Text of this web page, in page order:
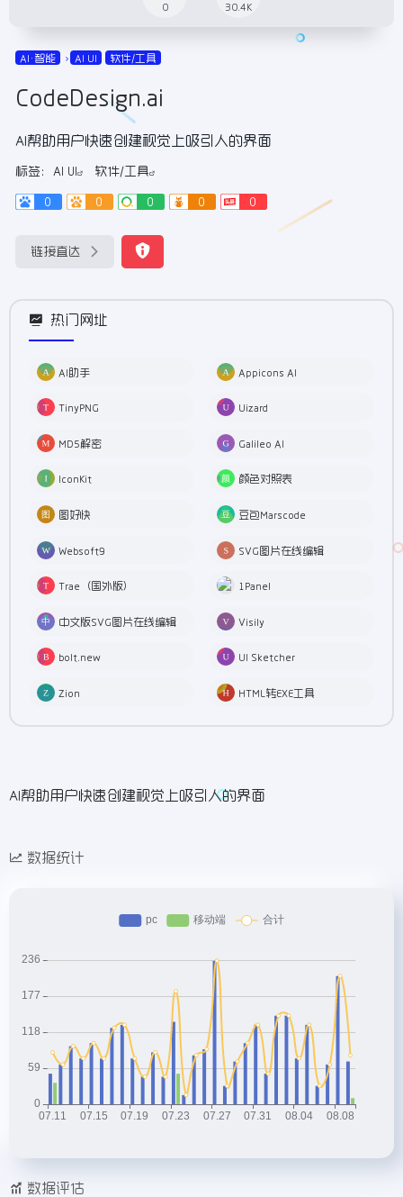
0 30.4K
AI•智能 AI UI 软件/工具
CodeDesign.ai
AI帮助用户快速创建视觉上吸引人的界面
标签： AI UI 软件/工具
0 0 0 0 0
链接直达
热门网址
AI助手 Appicons AI
TinyPNG Uizard
MD5解密 Galileo AI
IconKit 颜色对照表
图好快 豆包Marscode
Websoft9 SVG图片在线编辑
Trae（国外版） 1Panel
中文版SVG图片在线编辑 Visily
bolt.new UI Sketcher
Zion HTML转EXE工具
AI帮助用户快速创建视觉上吸引人的界面
数据统计
数据评估